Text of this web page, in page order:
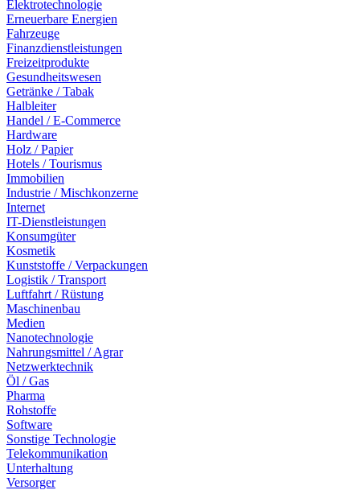
Elektrotechnologie
Erneuerbare Energien
Fahrzeuge
Finanzdienstleistungen
Freizeitprodukte
Gesundheitswesen
Getränke / Tabak
Halbleiter
Handel / E-Commerce
Hardware
Holz / Papier
Hotels / Tourismus
Immobilien
Industrie / Mischkonzerne
Internet
IT-Dienstleistungen
Konsumgüter
Kosmetik
Kunststoffe / Verpackungen
Logistik / Transport
Luftfahrt / Rüstung
Maschinenbau
Medien
Nanotechnologie
Nahrungsmittel / Agrar
Netzwerktechnik
Öl / Gas
Pharma
Rohstoffe
Software
Sonstige Technologie
Telekommunikation
Unterhaltung
Versorger